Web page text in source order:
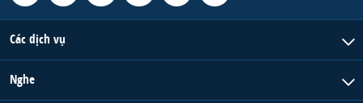
Các dịch vụ
Nghe